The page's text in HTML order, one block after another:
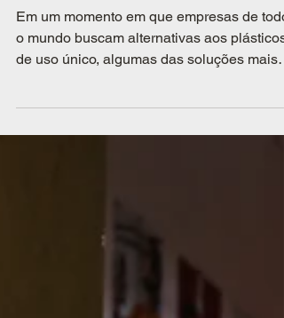
embalagem perfeita?
Em um momento em que empresas de todo
próximas do que imaginamos.